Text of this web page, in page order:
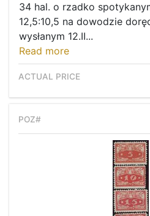
34 hal. o rzadko
12,5:10,5 na dowodzie
wysłanym 12.II...
Read more